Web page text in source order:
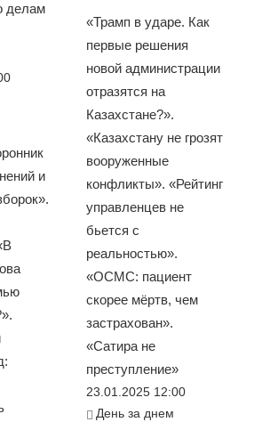
делам
и
«Трамп в ударе. Как
первые решения
новой администрации
отразятся на
Казахстане?».
«Казахстану не грозят
вооруженные
конфликты». «Рейтинг
управленцев не
бьется с
реальностью».
«ОСМС: пациент
скорее мёртв, чем
застрахован».
«Сатира не
преступление»
23.01.2025 12:00
День за днем